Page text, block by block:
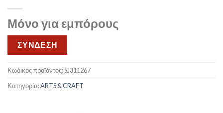
Μόνο για εμπόρους
ΣΥΝΔΕΣΗ
Κωδικός προϊόντος:SJ311267
Κατηγορία:ARTS & CRAFT